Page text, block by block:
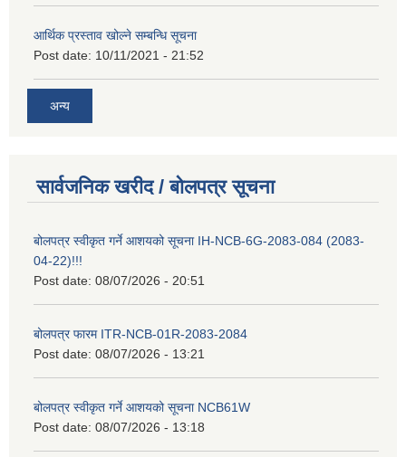
आर्थिक प्रस्ताव खोल्ने सम्बन्धि सूचना
Post date: 10/11/2021 - 21:52
अन्य
सार्वजनिक खरीद / बोलपत्र सूचना
बोलपत्र स्वीकृत गर्ने आशयको सूचना IH-NCB-6G-2083-084 (2083-
04-22)!!!
Post date: 08/07/2026 - 20:51
बोलपत्र फारम ITR-NCB-01R-2083-2084
Post date: 08/07/2026 - 13:21
बोलपत्र स्वीकृत गर्ने आशयको सूचना NCB61W
Post date: 08/07/2026 - 13:18